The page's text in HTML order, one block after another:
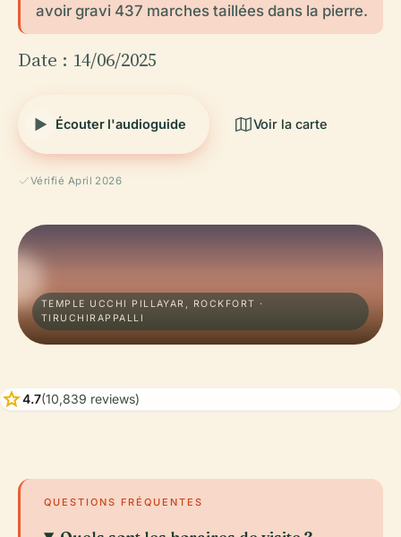
avoir gravi 437 marches taillées dans la pierre.
Date : 14/06/2025
Écouter l'audioguide Voir la carte
Vérifié April 2026
TEMPLE UCCHI PILLAYAR, ROCKFORT ·
TIRUCHIRAPPALLI
star4.7(10,839 reviews)
QUESTIONS FRÉQUENTES